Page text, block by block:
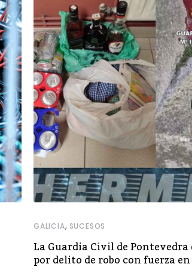
GALICIA, SUCESOS
La Guardia Civil de
por delito de robo con fuerza